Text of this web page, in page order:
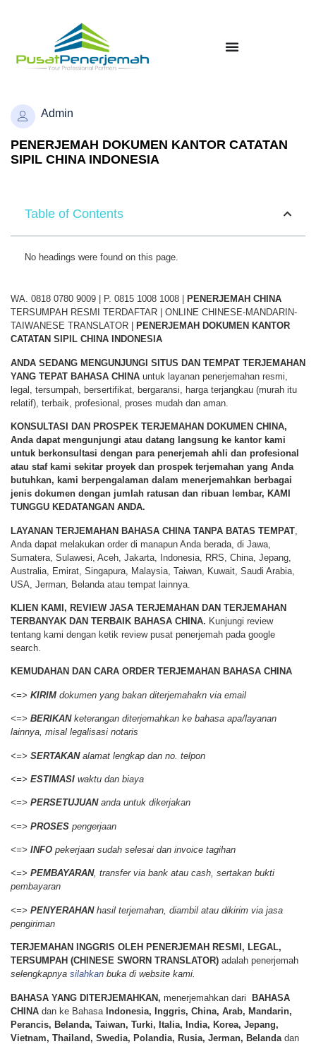
Admin
PENERJEMAH DOKUMEN KANTOR CATATAN
SIPIL CHINA INDONESIA
Table of Contents
No headings were found on this page.
WA. 0818 0780 9009 | P. 0815 1008 1008 | PENERJEMAH CHINA
TERSUMPAH RESMI TERDAFTAR | ONLINE CHINESE-MANDARIN-
TAIWANESE TRANSLATOR |
PENERJEMAH DOKUMEN KANTOR
CATATAN SIPIL CHINA INDONESIA
ANDA SEDANG MENGUNJUNGI SITUS DAN TEMPAT TERJEMAHAN
YANG TEPAT BAHASA CHINA untuk layanan penerjemahan resmi,
legal, tersumpah, bersertifikat, bergaransi, harga terjangkau (murah itu
relatif), terbaik, profesional, proses mudah dan aman.
KONSULTASI DAN PROSPEK TERJEMAHAN DOKUMEN CHINA,
Anda dapat mengunjungi atau datang langsung ke kantor kami
untuk berkonsultasi dengan para penerjemah ahli dan profesional
atau staf kami sekitar proyek dan prospek terjemahan yang Anda
butuhkan, kami berpengalaman dalam menerjemahkan berbagai
jenis dokumen dengan jumlah ratusan dan ribuan lembar, KAMI
TUNGGU KEDATANGAN ANDA.
LAYANAN TERJEMAHAN BAHASA CHINA TANPA BATAS TEMPAT
Anda dapat melakukan order di manapun Anda berada, di Jawa,
Sumatera, Sulawesi, Aceh, Jakarta, Indonesia, RRS, China, Jepang,
Australia, Emirat, Singapura, Malaysia, Taiwan, Kuwait, Saudi Arabia,
USA, Jerman, Belanda atau tempat lainnya.
KLIEN KAMI, REVIEW JASA TERJEMAHAN DAN TERJEMAHAN
TERBANYAK DAN TERBAIK BAHASA CHINA. Kunjungi review
tentang kami dengan ketik review pusat penerjemah pada google
search.
KEMUDAHAN DAN CARA ORDER TERJEMAHAN BAHASA CHINA
<=> KIRIM dokumen yang bakan diterjemahakn via email
<=> BERIKANketerangan diterjemahkan ke bahasa apa/layanan
lainnya, misal legalisasi notaris
<=> SERTAKANalamat lengkap dan no. telpon
<=> ESTIMASI waktu dan biaya
<=> PERSETUJUANanda untuk dikerjakan
<=> PROSES pengerjaan
<=> INFO pekerjaan sudah selesai dan invoice tagihan
<=> PEMBAYARAN, transfer via bank atau cash, sertakan bukti
pembayaran
<=> PENYERAHANhasil terjemahan, diambil atau dikirim via jasa
pengiriman
TERJEMAHAN INGGRIS OLEH PENERJEMAH RESMI, LEGAL,
TERSUMPAH (CHINESE SWORN TRANSLATOR) adalah penerjemah
selengkapnya silahkan buka di website kami.
BAHASA YANG DITERJEMAHKAN, menerjemahkan dari BAHASA
CHINA dan ke Bahasa Indonesia, Inggris, China, Arab, Mandarin,
Perancis, Belanda, Taiwan, Turki, Italia, India, Korea, Jepang,
Vietnam, Thailand, Swedia, Polandia, Rusia, Jerman, Belanda dan